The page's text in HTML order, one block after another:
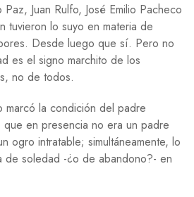
Juan Rulfo, José Emilio Pacheco
tuvieron lo suyo en materia de
Desde luego que sí. Pero no
es el signo marchito de los
no de todos.
marcó la condición del padre
en presencia no era un padre
ogro intratable; simultáneamente, lo
de soledad -¿o de abandono?- en